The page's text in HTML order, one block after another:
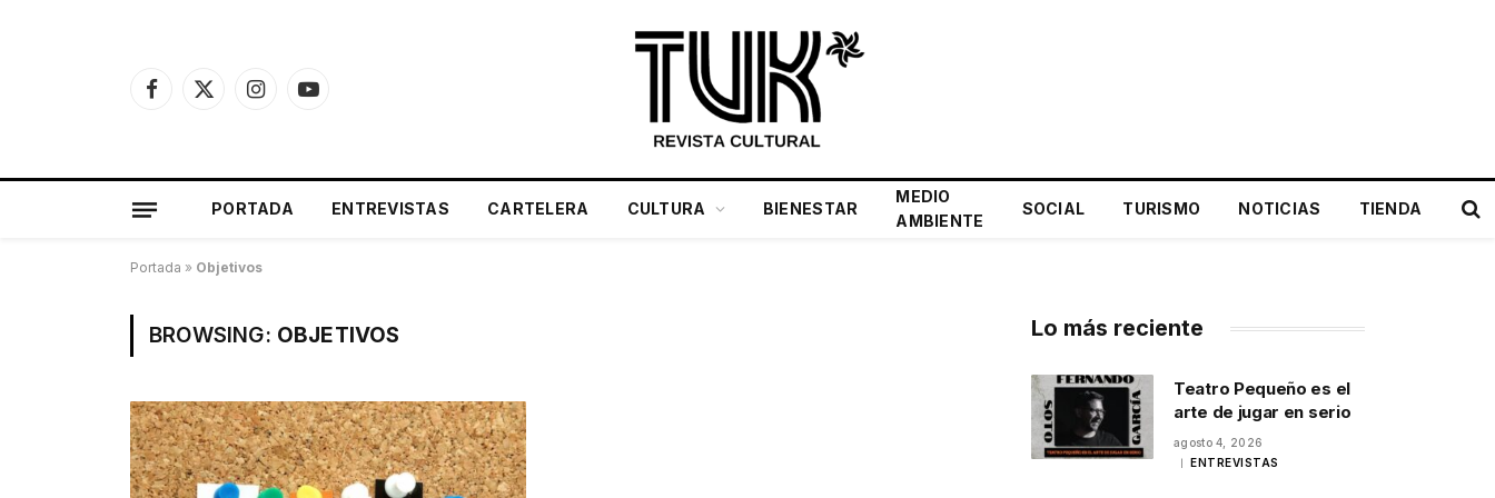
Facebook
X
InstagramYouTube
PORTADA ENTREVISTAS CARTELERA CULTURA BIENESTAR
MEDIO
AMBIENTE
SOCIAL TURISMO NOTICIAS TIENDA
Portada » Objetivos
BROWSING: OBJETIVOS Lo más reciente
Teatro Pequeño es el
arte de jugar en serio
agosto 4, 2026
ENTREVISTAS